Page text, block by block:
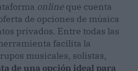
online que cuenta
de opciones de música
privados. Entre todas las
facilita la
musicales, solistas,
de una opción ideal para